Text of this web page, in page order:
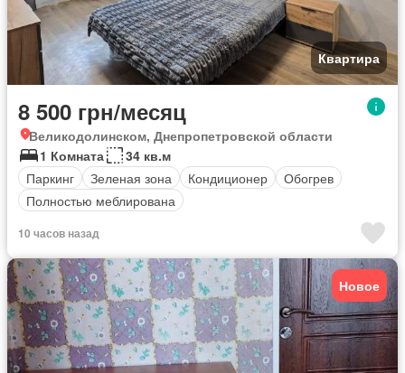
Квартира
8 500 грн/месяц
Великодолинском, Днепропетровской области
1 Комната
34 кв.м
Паркинг
Зеленая зона Кондиционер
Обогрев
Полностью меблирована
10 часов назад
Новое